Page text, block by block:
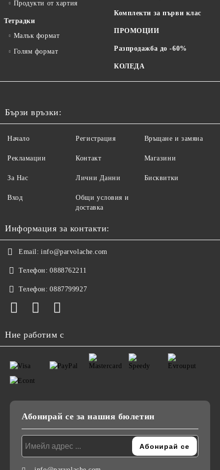
Продукти от хартия
Тетрадки
Малък формат
Голям формат
Комплекти за първи клас
ПРОМОЦИИ
Разпродажба до -60%
КОЛЕДА
Бързи връзки:
Начало
Рекламации
За Нас
Вход
Регистрация
Контакт
Лични Данни
Общи условия и
доставка
Връщане и замяна
Магазини
Бисквитки
Информация за контакти:
Email: info@parvolache.com
Телефон: 0888762211
Телефон: 0887799927
Ние работим с
Абонирай се за нашия бюлетин